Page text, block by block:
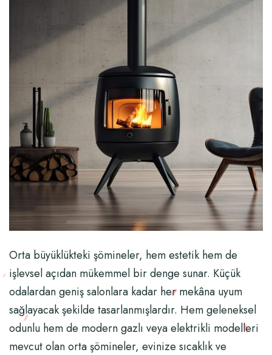
Orta büyüklükteki şömineler, hem estetik hem de
işlevsel açıdan mükemmel bir denge sunar. Küçük
odalardan geniş salonlara kadar her mekâna uyum
sağlayacak şekilde tasarlanmışlardır. Hem geleneksel
odunlu hem de modern gazlı veya elektrikli modelleri
mevcut olan orta şömineler, evinize sıcaklık ve